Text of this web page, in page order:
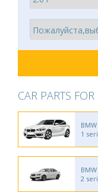
CAR PARTS
BMW
1
BMW
2